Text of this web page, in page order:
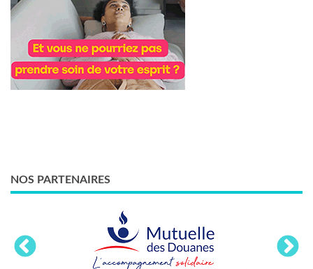
NOS PARTENAIRES